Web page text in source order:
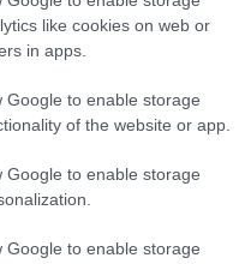
like cookies on web or
in apps.
Google to enable storage
of the website or app.
Google to enable storage
Google to enable storage